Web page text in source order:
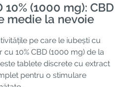
(1000 mg): CBD
medie la nevoie
pe care le iubești cu
10% CBD (1000 mg) de la
tablete discrete cu extract
pentru o stimulare